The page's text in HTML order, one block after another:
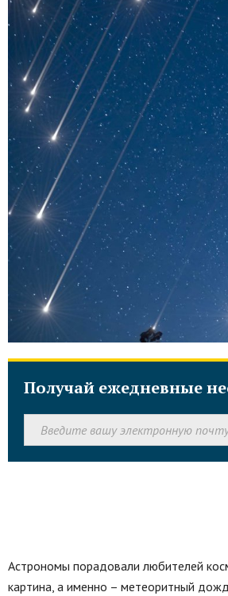
Получай ежедневные
Астрономы порадовали любителей
картина, а именно – метеоритный